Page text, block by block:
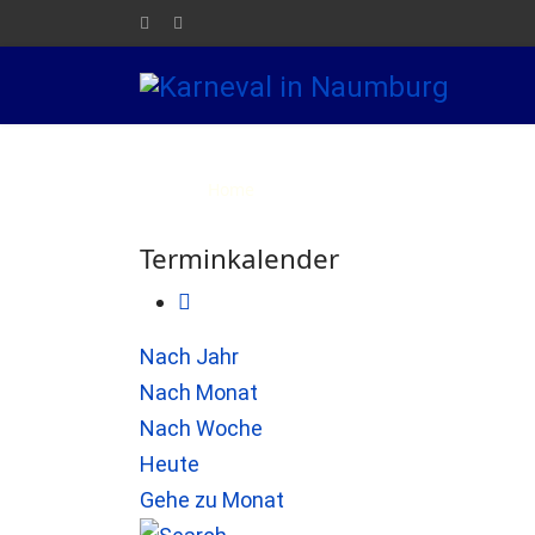
Terminkalender
Nach Jahr
Nach Monat
Nach Woche
Heute
Gehe zu Monat